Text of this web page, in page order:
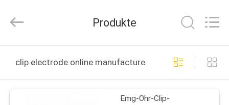
PRODUKTE
Electronics
Co.,Ltd..
Reserved.
Produkte
clip electrode online manufacture
Emg-Ohr-Clip-